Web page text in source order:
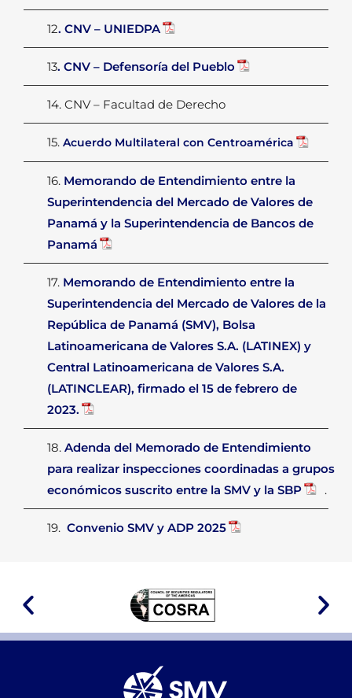
12. CNV – UNIEDPA
13. CNV – Defensoría del Pueblo
14. CNV – Facultad de Derecho
15. Acuerdo Multilateral con Centroamérica
16. Memorando de Entendimiento entre la
Superintendencia del Mercado de Valores de
Panamá y la Superintendencia de Bancos de
Panamá
17. Memorando de Entendimiento entre la
Superintendencia del Mercado de Valores de la
República de Panamá (SMV), Bolsa
Latinoamericana de Valores S.A. (LATINEX) y
Central Latinoamericana de Valores S.A.
(LATINCLEAR), firmado el 15 de febrero de
2023.
18. Adenda del Memorado de Entendimiento
para realizar inspecciones coordinadas a grupos
económicos suscrito entre la SMV y la SBP
.
19. Convenio SMV y ADP 2025